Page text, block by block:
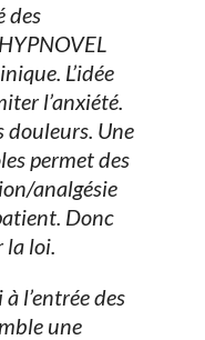
des
L’idée
l’anxiété.
douleurs. Une
permet des
analgésie
Donc
la loi.
l’entrée des
une